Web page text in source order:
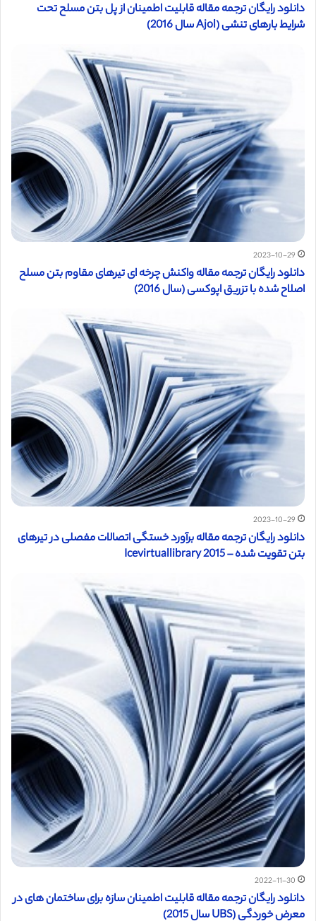
دانلود رایگان ترجمه مقاله قابلیت اطمینان از پل بتن مسلح تحت
شرایط بارهای تنشی (Ajol سال 2016)
2023-10-29
دانلود رایگان ترجمه مقاله واکنش چرخه ای تیرهای مقاوم بتن مسلح
اصلاح شده با تزریق اپوکسی (سال 2016)
2023-10-29
دانلود رایگان ترجمه مقاله برآورد خستگی اتصالات مفصلی در تیرهای
بتن تقویت شده – Icevirtuallibrary 2015
2022-11-30
دانلود رایگان ترجمه مقاله قابلیت اطمینان سازه برای ساختمان های در
معرض خوردگی (UBS سال 2015)